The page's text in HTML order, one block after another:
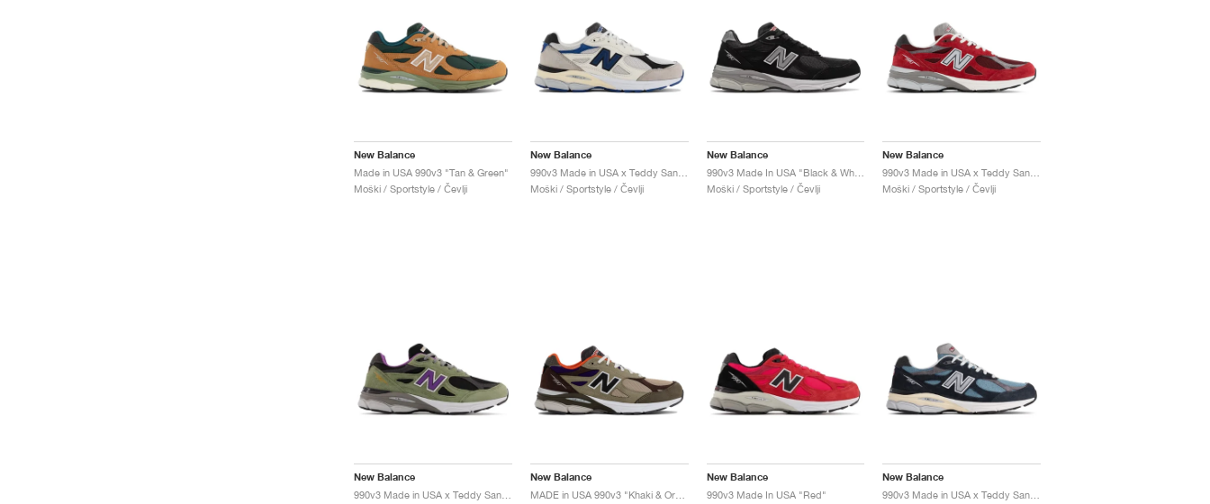
New Balance
Made in USA 990v3 "Tan & Green"
Moški / Sportstyle / Čevlji
New Balance
990v3 Made in USA x Teddy Santis "White & Blue"
Moški / Sportstyle / Čevlji
New Balance
990v3 Made In USA "Black & White"
Moški / Sportstyle / Čevlji
New Balance
Moški / Sportstyle / Čevlji
New Balance New Balance
MADE in USA 990v3 "Khaki & Orange"
New Balance
990v3 Made In USA "Red"
New Balance